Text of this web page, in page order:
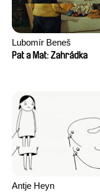
Lubomír Beneš
Pat a Mat: Zahrádka
Antje Heyn